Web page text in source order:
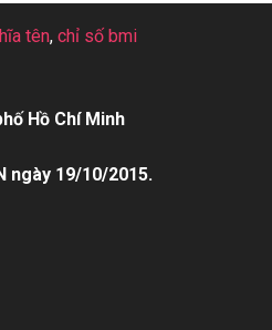
tên, chỉ số bmi
Hồ Chí Minh
ngày 19/10/2015.